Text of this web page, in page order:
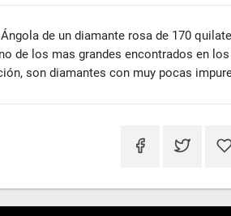
de un diamante rosa de 170
de los mas grandes encontrados en
son diamantes con muy pocas